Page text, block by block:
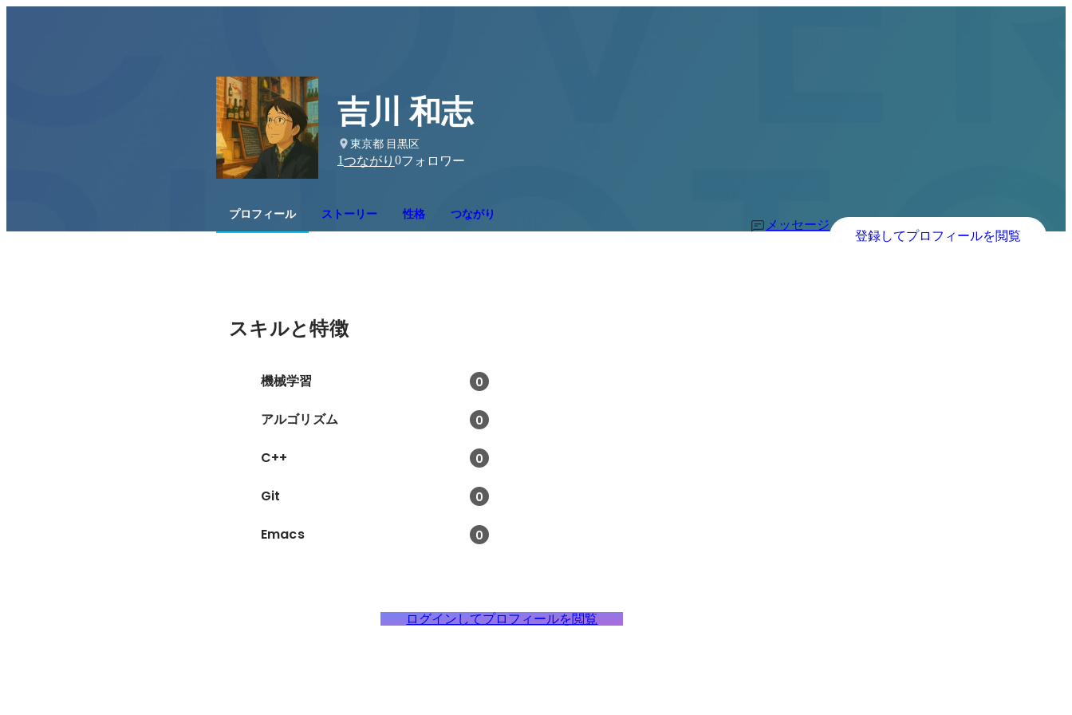
吉川 和志
東京都 目黒区
1つながり 0フォロワー
プロフィール ストーリー 性格 つながり
メッセージ
登録してプロフィールを閲覧
スキルと特徴
機械学習 0
アルゴリズム 0
C++ 0
Git 0
Emacs 0
ログインしてプロフィールを閲覧